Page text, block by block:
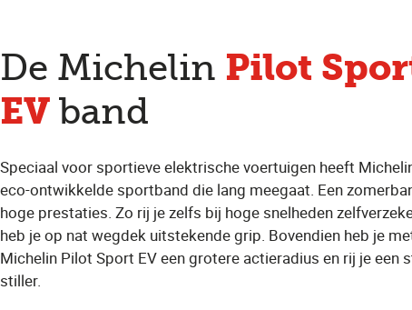
De Michelin Pilot
EV band
Speciaal voor sportieve elektrische voertuigen heeft
eco-ontwikkelde sportband die lang meegaat. Een
hoge prestaties. Zo rij je zelfs bij hoge snelheden
heb je op nat wegdek uitstekende grip. Bovendien heb je
Michelin Pilot Sport EV een grotere actieradius en rij je een
stiller.